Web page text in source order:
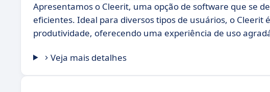
Apresentamos o Cleerit, uma opção de software que se
eficientes. Ideal para diversos tipos de usuários, o
produtividade, oferecendo uma experiência de uso
Veja mais detalhes